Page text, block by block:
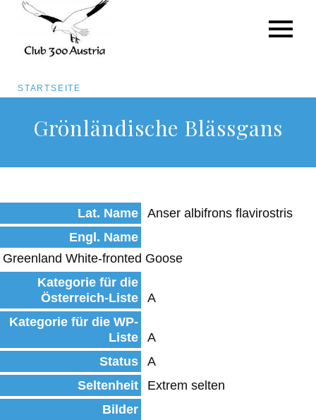
Direkt
Inhalt
Pfadnavigation
STARTSEITE
Grönländische Blässgans
Lat. Name
Anser albifrons flavirostris
Engl. Name
Greenland White-fronted Goose
Kategorie für die
Österreich-Liste
A
Kategorie für die WP-
Liste
A
Status
A
Seltenheit
Extrem selten
Bilder